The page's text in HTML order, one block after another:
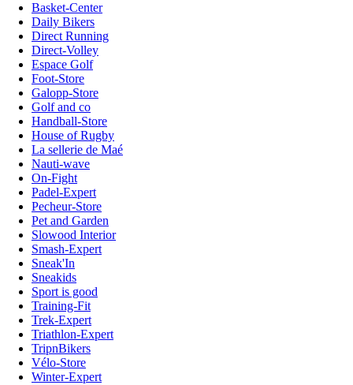
Basket-Center
Daily Bikers
Direct Running
Direct-Volley
Espace Golf
Foot-Store
Galopp-Store
Golf and co
Handball-Store
House of Rugby
La sellerie de Maé
Nauti-wave
On-Fight
Padel-Expert
Pecheur-Store
Pet and Garden
Slowood Interior
Smash-Expert
Sneak'In
Sneakids
Sport is good
Training-Fit
Trek-Expert
Triathlon-Expert
TripnBikers
Vélo-Store
Winter-Expert